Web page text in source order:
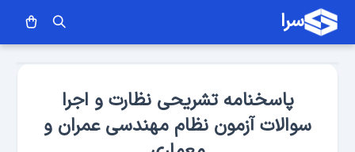
سرا
پاسخنامه تشریحی نظارت و اجرا
سوالات آزمون نظام مهندسی عمران و